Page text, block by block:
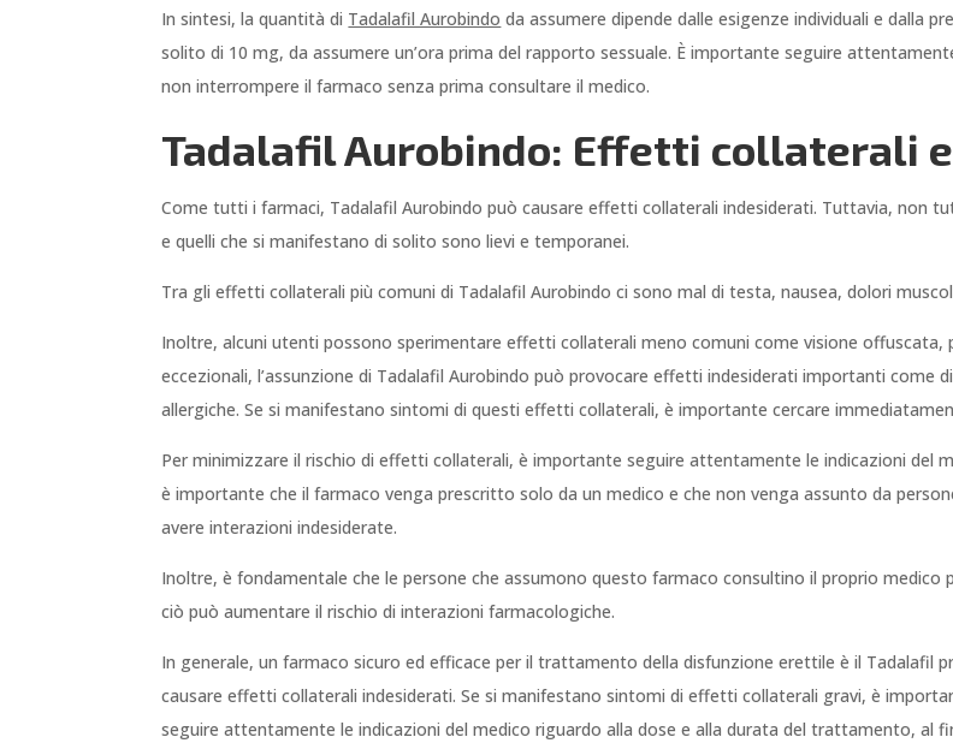
In sintesi, la quantità di Tadalafil Aurobindo da assumere dipende dalle esigenze individuali e dalla
solito di 10 mg, da assumere un’ora prima del rapporto sessuale. È importante seguire
non interrompere il farmaco senza prima consultare il medico.
Tadalafil Aurobindo: Effetti collaterali
Come tutti i farmaci, Tadalafil Aurobindo può causare effetti collaterali indesiderati. Tuttavia, non
e quelli che si manifestano di solito sono lievi e temporanei.
Tra gli effetti collaterali più comuni di Tadalafil Aurobindo ci sono mal di testa, nausea, dolori
Inoltre, alcuni utenti possono sperimentare effetti collaterali meno comuni come visione offuscata,
eccezionali, l’assunzione di Tadalafil Aurobindo può provocare effetti indesiderati importanti come
allergiche. Se si manifestano sintomi di questi effetti collaterali, è importante cercare
Per minimizzare il rischio di effetti collaterali, è importante seguire attentamente le indicazioni del
è importante che il farmaco venga prescritto solo da un medico e che non venga assunto da
avere interazioni indesiderate.
Inoltre, è fondamentale che le persone che assumono questo farmaco consultino il proprio
ciò può aumentare il rischio di interazioni farmacologiche.
In generale, un farmaco sicuro ed efficace per il trattamento della disfunzione erettile è il Tadalafil
causare effetti collaterali indesiderati. Se si manifestano sintomi di effetti collaterali gravi, è
seguire attentamente le indicazioni del medico riguardo alla dose e alla durata del trattamento, al